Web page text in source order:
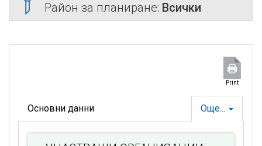
Район за планиране: Всички
Print
Още...
Основни данни